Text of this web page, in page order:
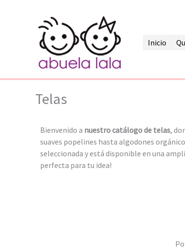
Inicio
Telas
Bienvenido a nuestro catálogo de telas,
suaves popelines hasta algodones
seleccionada y está disponible en una
perfecta para tu idea!